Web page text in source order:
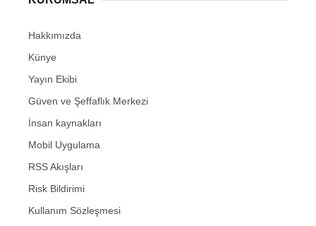
Hakkımızda
Künye
Yayın Ekibi
Güven ve Şeffaflık Merkezi
İnsan kaynakları
Mobil Uygulama
RSS Akışları
Risk Bildirimi
Kullanım Sözleşmesi